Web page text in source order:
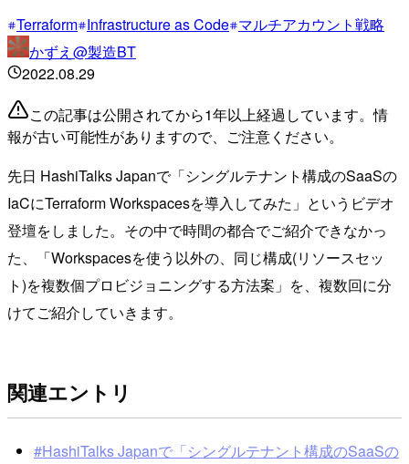
Terraform Infrastructure as Code マルチアカウント戦略
かずえ@製造BT
2022.08.29
この記事は公開されてから1年以上経過しています。情
報が古い可能性がありますので、ご注意ください。
先日 HashiTalks Japanで「シングルテナント構成のSaaSの
IaCにTerraform Workspacesを導入してみた」というビデオ
登壇をしました。その中で時間の都合でご紹介できなかっ
た、「Workspacesを使う以外の、同じ構成(リソースセッ
ト)を複数個プロビジョニングする方法案」を、複数回に分
けてご紹介していきます。
関連エントリ
#HashiTalks Japanで「シングルテナント構成のSaaSの